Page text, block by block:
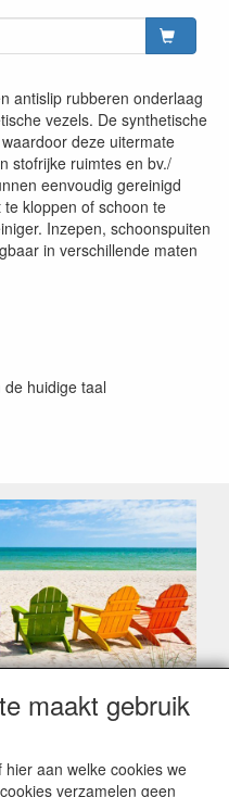
antislip rubberen onderlaag
vezels. De synthetische
deze uitermate
stofrijke ruimtes en bv./
eenvoudig gereinigd
kloppen of schoon te
Inzepen, schoonspuiten
in verschillende maten
huidige taal
naast een hoop
maakt gebruik
aan welke cookies we
verzamelen geen